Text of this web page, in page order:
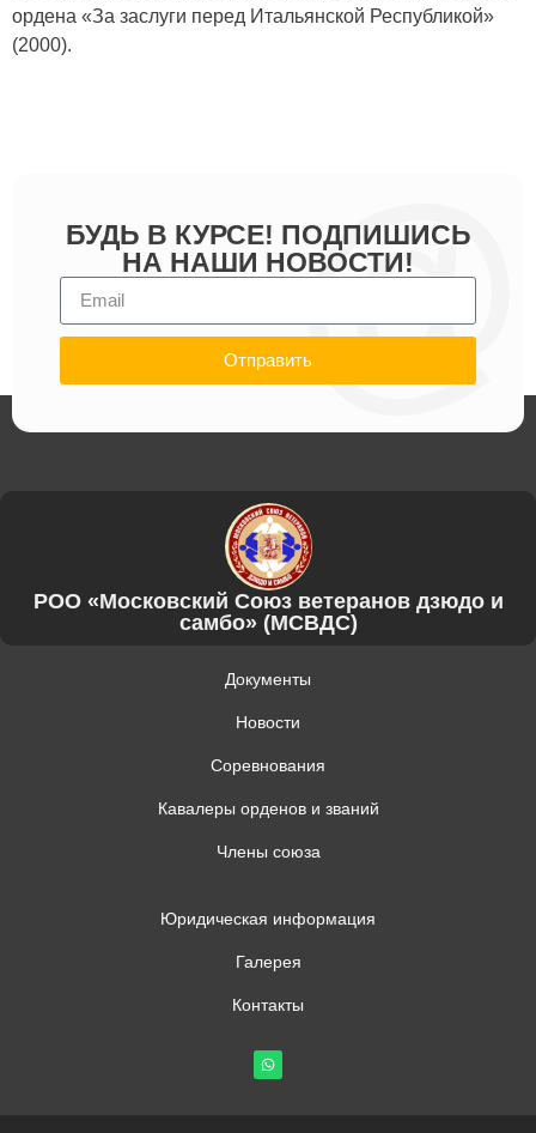
ордена «За заслуги перед Итальянской Республикой»
(2000).
БУДЬ В КУРСЕ! ПОДПИШИСЬ
НА НАШИ НОВОСТИ!
Отправить
РОО «Московский Союз ветеранов дзюдо и
самбо» (МСВДС)
Документы
Новости
Соревнования
Кавалеры орденов и званий
Члены союза
Юридическая информация
Галерея
Контакты